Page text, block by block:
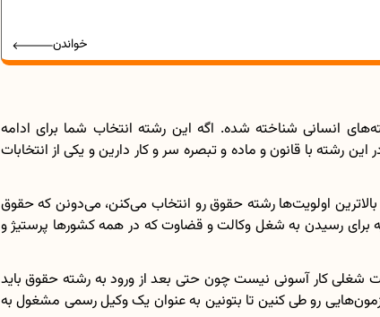
خواندن
انسانی شناخته شده. اگه این رشته انتخاب شما برای ادامه
رشته با قانون و ماده و تبصره سر و کار دارین و یکی از انتخابات
بالاترین اولویت‌ها رشته حقوق رو انتخاب می‌کنن، می‌دونن که حقوق
برای رسیدن به شغل وکالت و قضاوت که در همه کشورها پرستیژ و
کار آسونی نیست چون حتی بعد از ورود به رشته حقوق باید
رو طی کنین تا بتونین به عنوان یک وکیل رسمی مشغول به